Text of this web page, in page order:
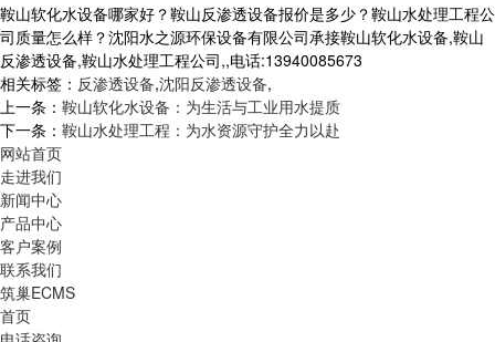
鞍山软化水设备哪家好？鞍山反渗透设备报价是多少？鞍山水处理工程公
司质量怎么样？沈阳水之源环保设备有限公司承接鞍山软化水设备,鞍山
反渗透设备,鞍山水处理工程公司,,电话:13940085673
相关标签： 反渗透设备,沈阳反渗透设备,
上一条： 鞍山软化水设备：为生活与工业用水提质
下一条： 鞍山水处理工程：为水资源守护全力以赴
网站首页
走进我们
新闻中心
产品中心
客户案例
联系我们
筑巢ECMS
首页